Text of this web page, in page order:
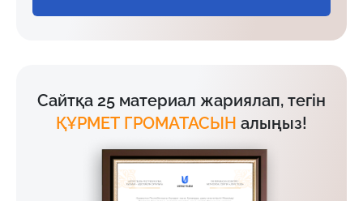
Сайтқа 25 материал жариялап, тегін
ҚҰРМЕТ ГРОМАТАСЫН алыңыз!